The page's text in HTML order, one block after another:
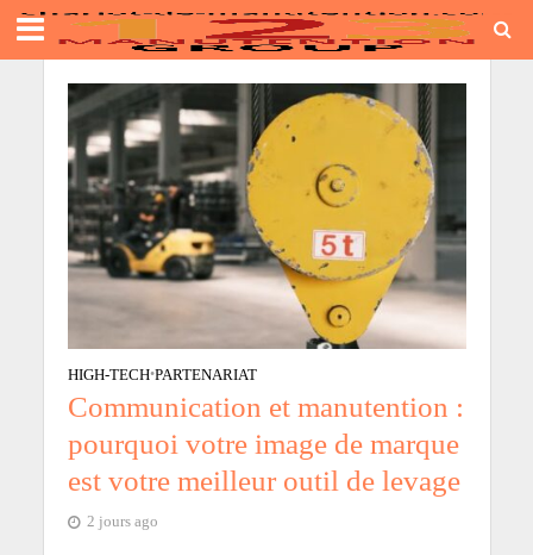
HIGH-TECH•PARTENARIAT
Communication et manutention :
pourquoi votre image de marque
est votre meilleur outil de levage
2 jours ago